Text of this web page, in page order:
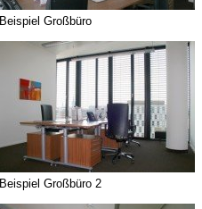
Beispiel Großbüro
Beispiel Großbüro 2